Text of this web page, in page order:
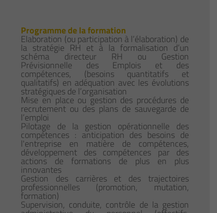
Programme de la formation
Elaboration (ou participation à l’élaboration) de
la stratégie RH et à la formalisation d’un
schéma directeur RH ou Gestion
Prévisionnelle des Emplois et des
compétences, (besoins quantitatifs et
qualitatifs) en adéquation avec les évolutions
stratégiques de l’organisation
Mise en place ou gestion des procédures de
recrutement ou des plans de sauvegarde de
l’emploi
Pilotage de la gestion opérationnelle des
compétences : anticipation des besoins de
l'entreprise en matière de compétences,
développement des compétences par des
actions de formations de plus en plus
innovantes
Gestion des carrières et des trajectoires
professionnelles (promotion, mutation,
formation)
Supervision, conduite, contrôle de la gestion